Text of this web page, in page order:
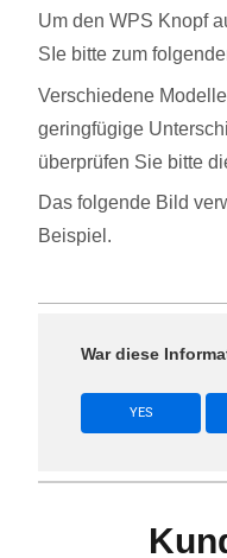
Um den WPS Knopf
SIe bitte zum
Verschiedene
geringfügige
überprüfen Sie bitte
Das folgende Bild
Beispiel.
War diese
YES